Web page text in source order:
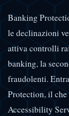
Banking
le declinazioni
attiva controlli
banking, la
fraudolenti.
Protection, il che
Accessibility